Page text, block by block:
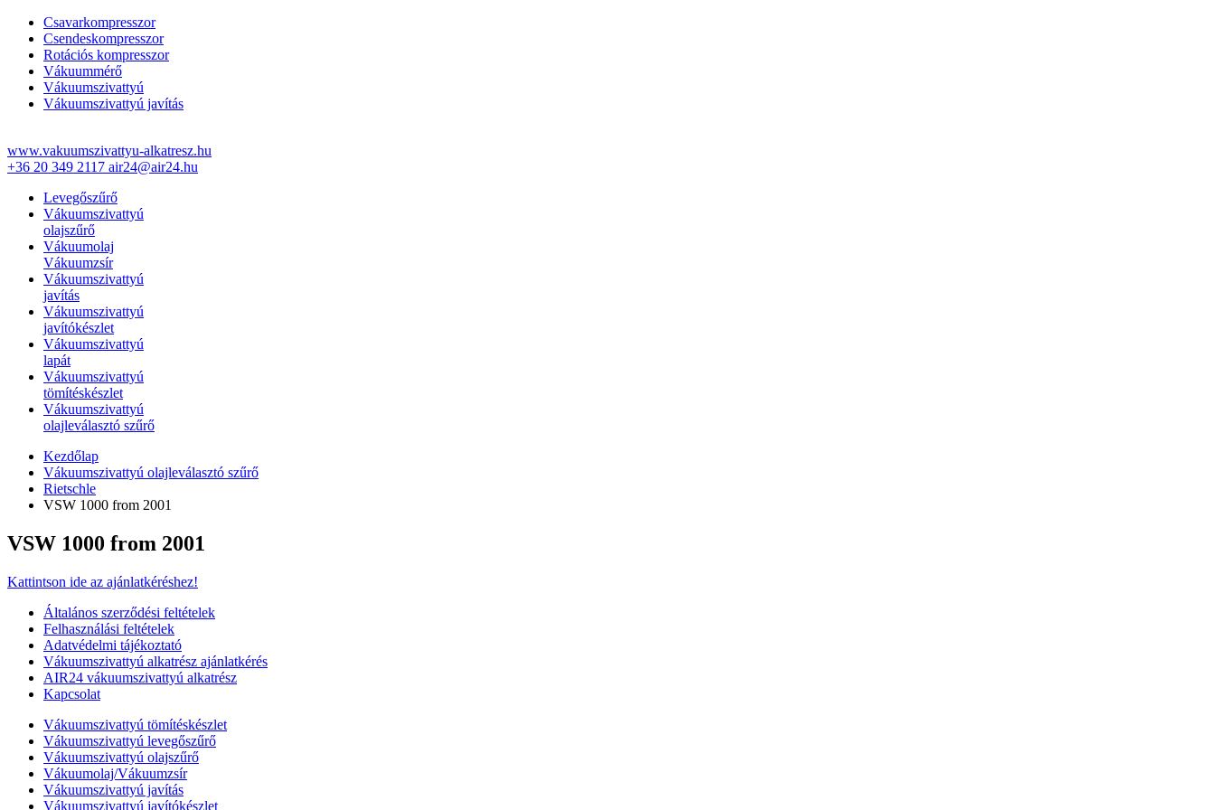
Csavarkompresszor
Csendeskompresszor
Rotációs kompresszor
Vákuummérő
Vákuumszivattyú
Vákuumszivattyú javítás
www.vakuumszivattyu-alkatresz.hu
+36 20 349 2117 air24@air24.hu
Levegőszűrő
Vákuumszivattyú
olajszűrő
Vákuumolaj
Vákuumzsír
Vákuumszivattyú
javítás
Vákuumszivattyú
javítókészlet
Vákuumszivattyú
lapát
Vákuumszivattyú
tömítéskészlet
Vákuumszivattyú
olajleválasztó szűrő
Kezdőlap
Vákuumszivattyú olajleválasztó szűrő
Rietschle
VSW 1000 from 2001
VSW 1000 from 2001
Kattintson ide az ajánlatkéréshez!
Általános szerződési feltételek
Felhasználási feltételek
Adatvédelmi tájékoztató
Vákuumszivattyú alkatrész ajánlatkérés
AIR24 vákuumszivattyú alkatrész
Kapcsolat
Vákuumszivattyú tömítéskészlet
Vákuumszivattyú levegőszűrő
Vákuumszivattyú olajszűrő
Vákuumolaj/Vákuumzsír
Vákuumszivattyú javítás
Vákuumszivattyú javítókészlet